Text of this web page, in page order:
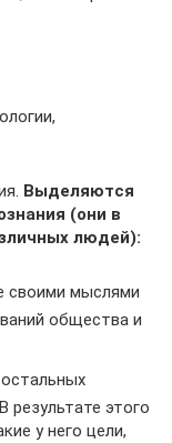
Выделяются
(они в
людей):
своими мыслями
общества и
этого
у него цели,